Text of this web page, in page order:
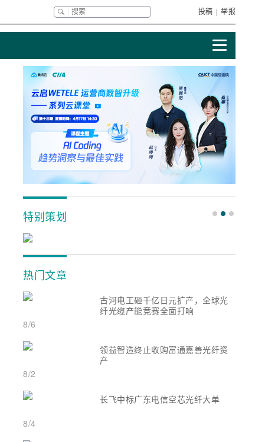
投稿 | 举报
特别策划
热门文章
古河电工砸千亿日元扩产，全球光
纤光缆产能竞赛全面打响
8/6
领益智造终止收购富通嘉善光纤资
产
8/2
长飞中标广东电信空芯光纤大单
8/4